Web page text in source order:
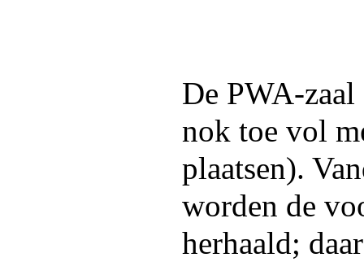
De PWA-zaal
nok toe vol
plaatsen).
worden de
herhaald;